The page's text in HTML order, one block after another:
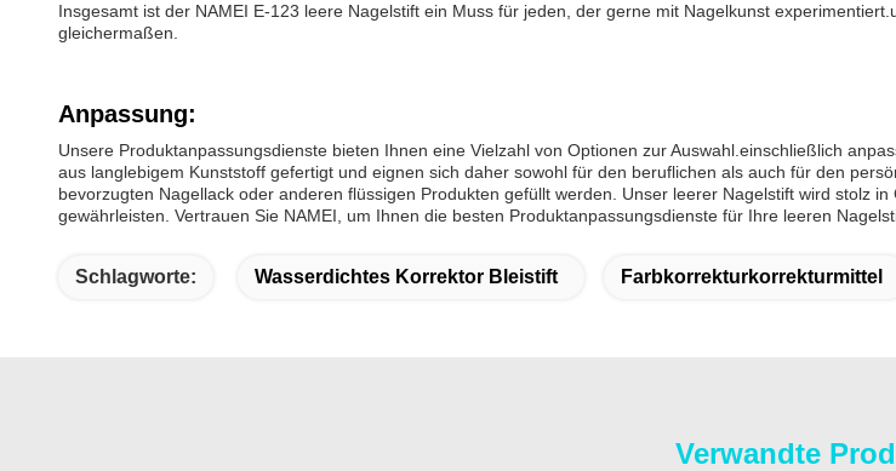
Insgesamt ist der NAMEI E-123 leere Nagelstift ein Muss für jeden, der gerne mit Nagelkunst
gleichermaßen.
Anpassung:
Unsere Produktanpassungsdienste bieten Ihnen eine Vielzahl von Optionen zur Auswahl.einschließlich
aus langlebigem Kunststoff gefertigt und eignen sich daher sowohl für den beruflichen als auch für den
bevorzugten Nagellack oder anderen flüssigen Produkten gefüllt werden. Unser leerer Nagelstift wird stolz
gewährleisten. Vertrauen Sie NAMEI, um Ihnen die besten Produktanpassungsdienste für Ihre leeren
Schlagworte: Wasserdichtes Korrektor Bleistift Farbkorrekturkorrekturmittel
Verwandte